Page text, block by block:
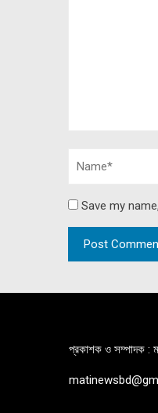
Save my
প্রকাশক ও সম্পাদক :